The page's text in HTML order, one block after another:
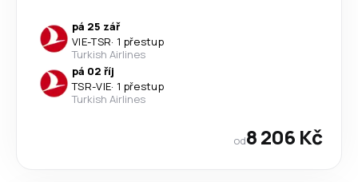
pá 25 zář
VIE-TSR· 1 přestup
Turkish Airlines
pá 02 říj
TSR-VIE· 1 přestup
Turkish Airlines
od8 206 Kč